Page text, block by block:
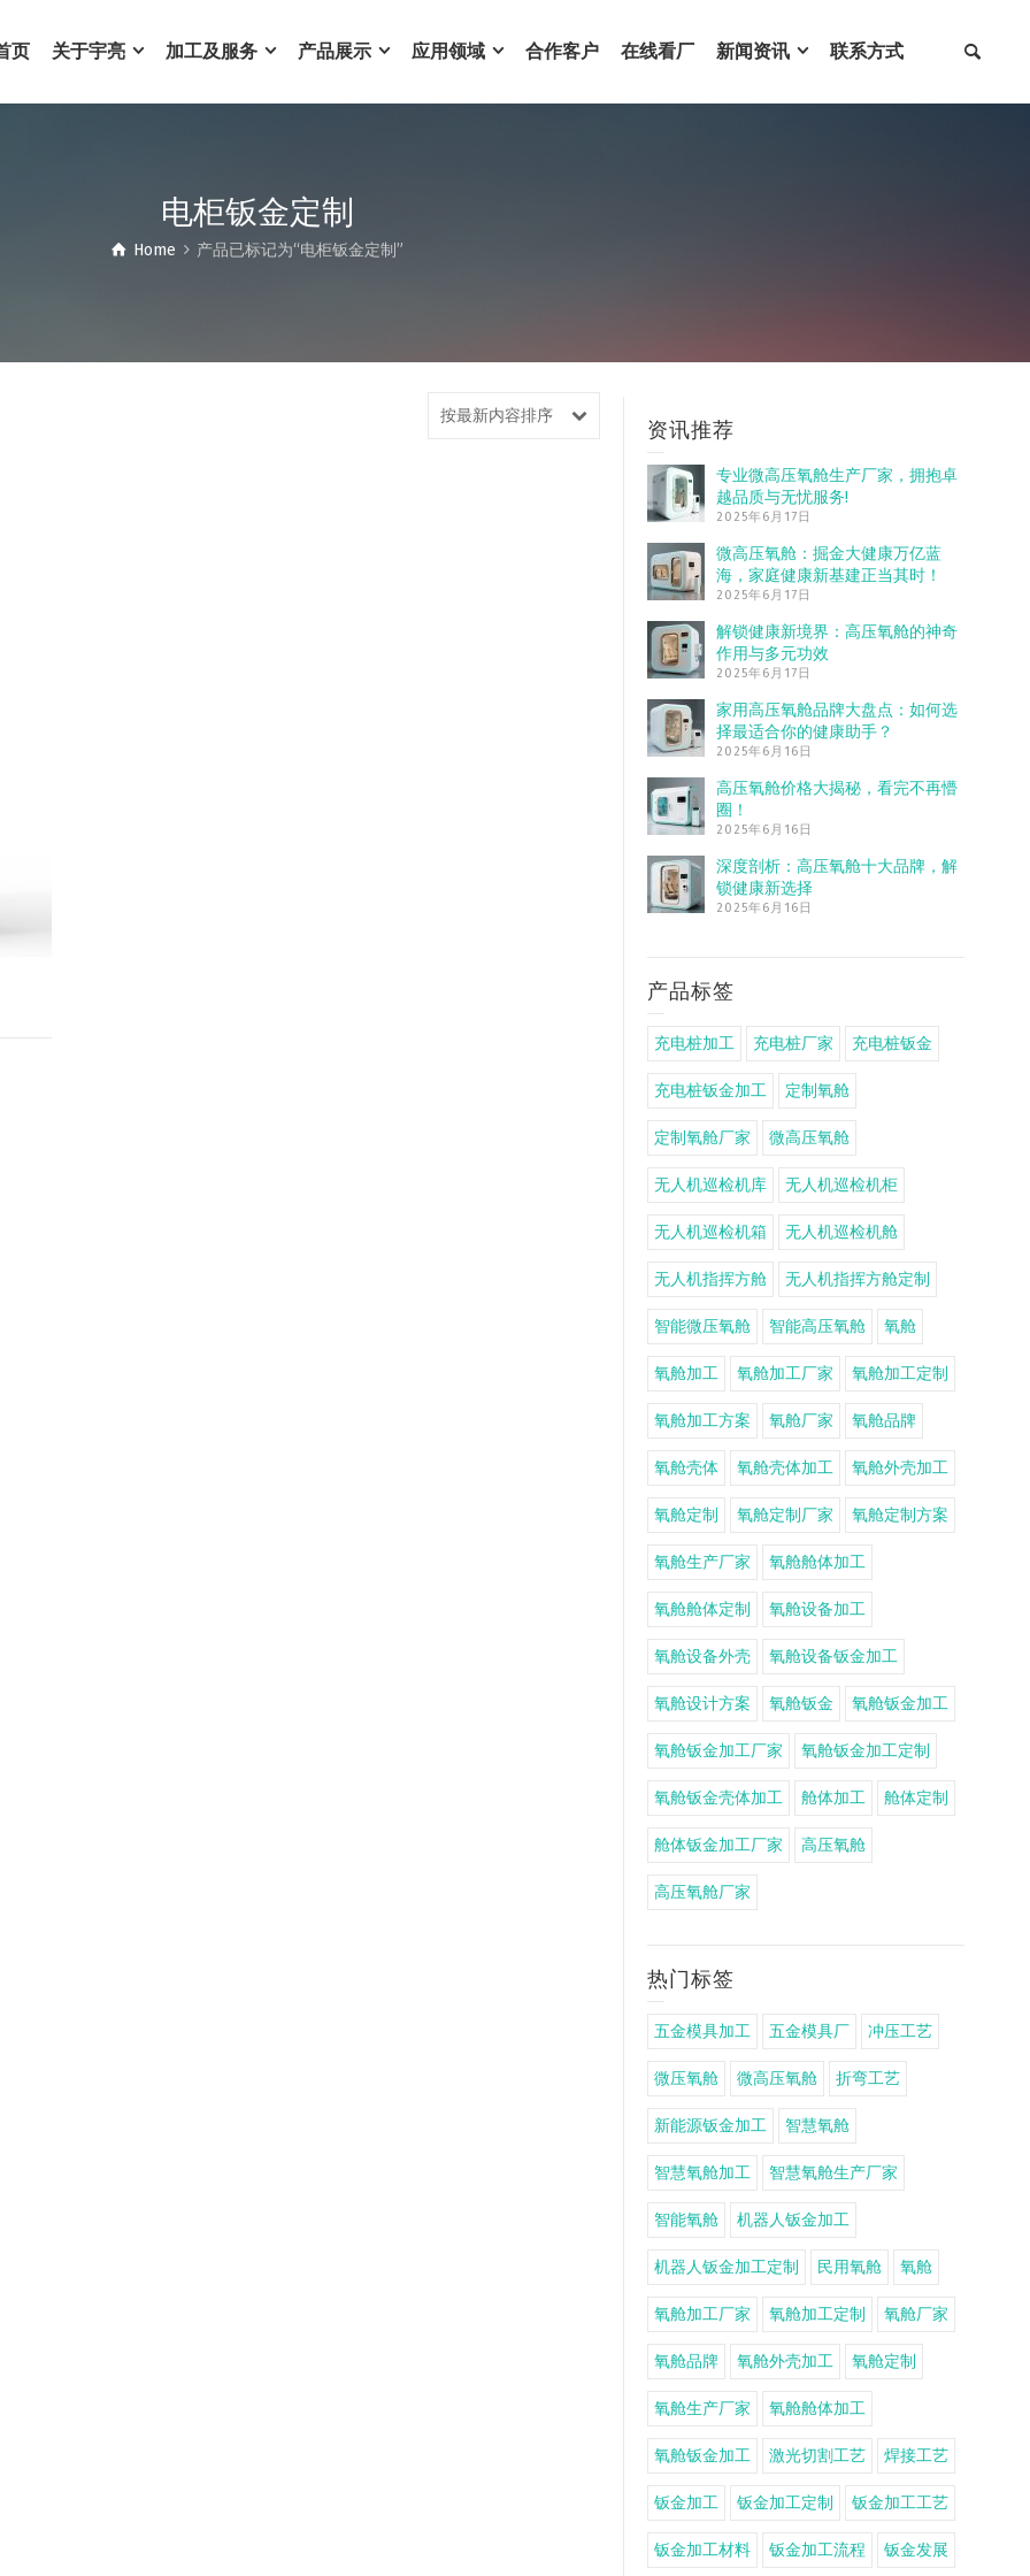
页 关于宇亮 加工及服务 产品展示 应用领域 合作客户 在线看厂 新闻资讯 联系方式
电柜钣金定制
Home 产品已标记为“电柜钣金定制”
按最新内容排序
资讯推荐
专业微高压氧舱生产厂家，拥抱卓
越品质与无忧服务!
2025年6月17日
微高压氧舱：掘金大健康万亿蓝
海，家庭健康新基建正当其时！
2025年6月17日
解锁健康新境界：高压氧舱的神奇
作用与多元功效
2025年6月17日
家用高压氧舱品牌大盘点：如何选
择最适合你的健康助手？
2025年6月16日
高压氧舱价格大揭秘，看完不再懵
圈！
2025年6月16日
深度剖析：高压氧舱十大品牌，解
锁健康新选择
2025年6月16日
产品标签
充电桩加工 充电桩厂家 充电桩钣金
充电桩钣金加工 定制氧舱
定制氧舱厂家 微高压氧舱
无人机巡检机库 无人机巡检机柜
无人机巡检机箱 无人机巡检机舱
无人机指挥方舱 无人机指挥方舱定制
智能微压氧舱 智能高压氧舱 氧舱
氧舱加工 氧舱加工厂家 氧舱加工定制
氧舱加工方案 氧舱厂家 氧舱品牌
氧舱壳体 氧舱壳体加工 氧舱外壳加工
氧舱定制 氧舱定制厂家 氧舱定制方案
氧舱生产厂家 氧舱舱体加工
氧舱舱体定制 氧舱设备加工
氧舱设备外壳 氧舱设备钣金加工
氧舱设计方案 氧舱钣金 氧舱钣金加工
氧舱钣金加工厂家 氧舱钣金加工定制
氧舱钣金壳体加工 舱体加工 舱体定制
舱体钣金加工厂家 高压氧舱
高压氧舱厂家
热门标签
五金模具加工 五金模具厂 冲压工艺
微压氧舱 微高压氧舱 折弯工艺
新能源钣金加工 智慧氧舱
智慧氧舱加工 智慧氧舱生产厂家
智能氧舱 机器人钣金加工
机器人钣金加工定制 民用氧舱 氧舱
氧舱加工厂家 氧舱加工定制 氧舱厂家
氧舱品牌 氧舱外壳加工 氧舱定制
氧舱生产厂家 氧舱舱体加工
氧舱钣金加工 激光切割工艺 焊接工艺
钣金加工 钣金加工定制 钣金加工工艺
钣金加工材料 钣金加工流程 钣金发展